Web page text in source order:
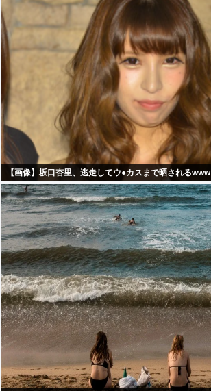
【画像】坂口杏里、逃走してウ●カスまで晒されるwww